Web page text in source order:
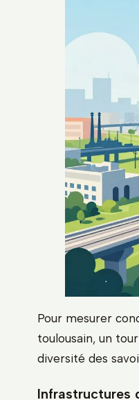
Pour mesurer
toulousain, un
diversité des
Infrastructures